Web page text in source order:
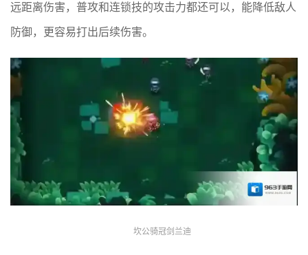
远距离伤害，普攻和连锁技的攻击力都还可以，能降低敌人
防御，更容易打出后续伤害。
坎公骑冠剑兰迪